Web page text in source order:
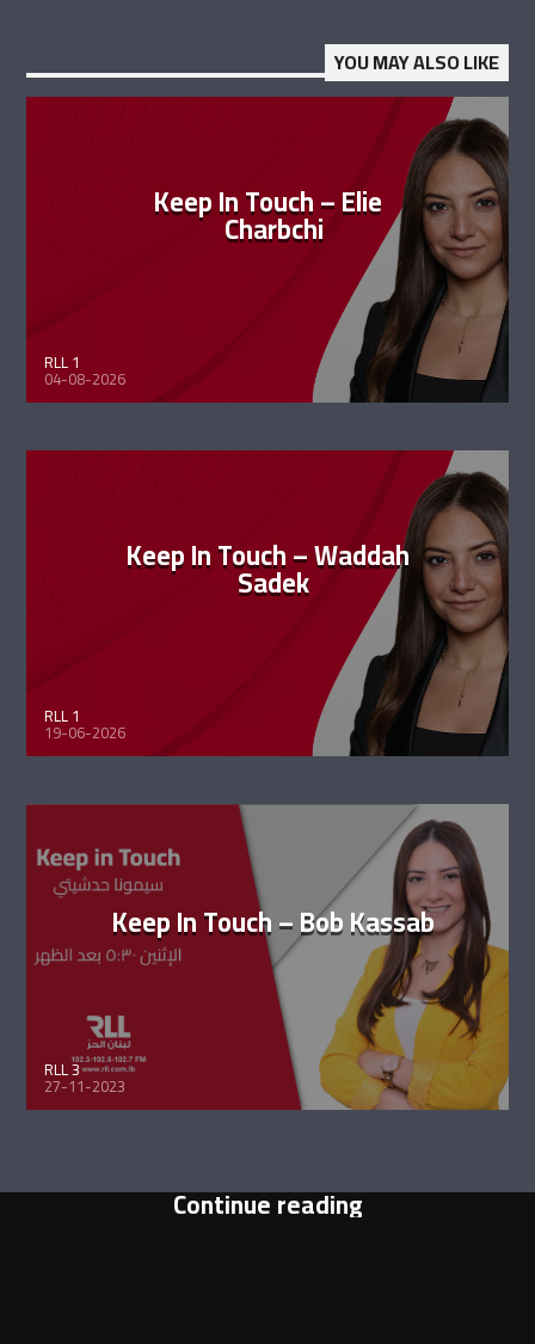
YOU MAY ALSO LIKE
Keep In Touch – Elie
Charbchi
RLL 1
04-08-2026
Keep In Touch – Waddah
Sadek
RLL 1
19-06-2026
Keep In Touch – Bob Kassab
RLL 3
27-11-2023
Continue reading